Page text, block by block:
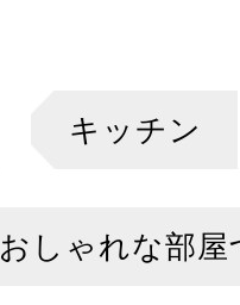
キッチン
おしゃれな部屋